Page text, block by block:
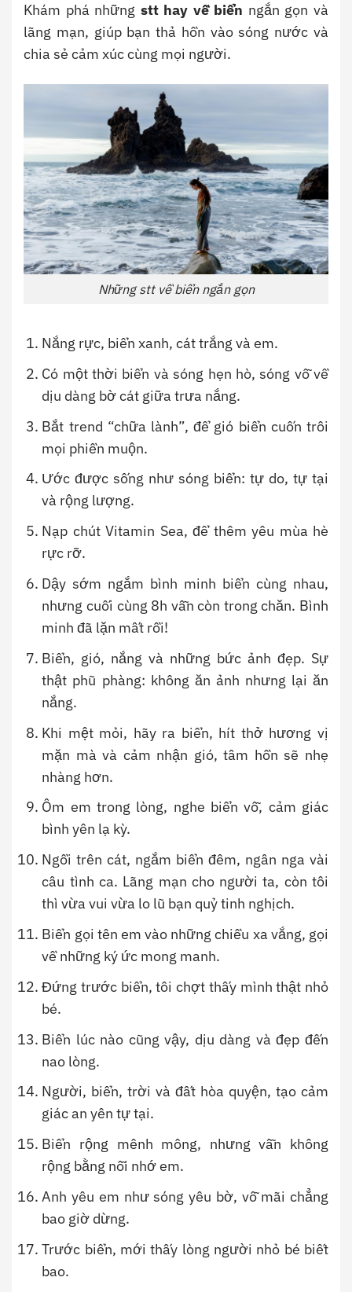
Khám phá những stt hay về biển ngắn gọn và
lãng mạn, giúp bạn thả hồn vào sóng nước và
chia sẻ cảm xúc cùng mọi người.
Những stt về biển ngắn gọn
Nắng rực, biển xanh, cát trắng và em.
Có một thời biển và sóng hẹn hò, sóng vỗ về
dịu dàng bờ cát giữa trưa nắng.
Bắt trend “chữa lành”, để gió biển cuốn trôi
mọi phiền muộn.
Ước được sống như sóng biển: tự do, tự tại
và rộng lượng.
Nạp chút Vitamin Sea, để thêm yêu mùa hè
rực rỡ.
Dậy sớm ngắm bình minh biển cùng nhau,
nhưng cuối cùng 8h vẫn còn trong chăn. Bình
minh đã lặn mất rồi!
Biển, gió, nắng và những bức ảnh đẹp. Sự
thật phũ phàng: không ăn ảnh nhưng lại ăn
nắng.
Khi mệt mỏi, hãy ra biển, hít thở hương vị
mặn mà và cảm nhận gió, tâm hồn sẽ nhẹ
nhàng hơn.
Ôm em trong lòng, nghe biển vỗ, cảm giác
bình yên lạ kỳ.
Ngồi trên cát, ngắm biển đêm, ngân nga vài
câu tình ca. Lãng mạn cho người ta, còn tôi
thì vừa vui vừa lo lũ bạn quỷ tinh nghịch.
Biển gọi tên em vào những chiều xa vắng, gọi
về những ký ức mong manh.
Đứng trước biển, tôi chợt thấy mình thật nhỏ
bé.
Biển lúc nào cũng vậy, dịu dàng và đẹp đến
nao lòng.
Người, biển, trời và đất hòa quyện, tạo cảm
giác an yên tự tại.
Biển rộng mênh mông, nhưng vẫn không
rộng bằng nỗi nhớ em.
Anh yêu em như sóng yêu bờ, vỗ mãi chẳng
bao giờ dừng.
Trước biển, mới thấy lòng người nhỏ bé biết
bao.